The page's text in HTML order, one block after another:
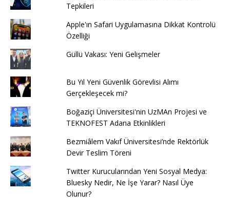
Tepkileri
Apple'ın Safari Uygulamasına Dikkat Kontrolü
Özelliği
Güllü Vakası: Yeni Gelişmeler
Bu Yıl Yeni Güvenlik Görevlisi Alımı
Gerçekleşecek mi?
Boğaziçi Üniversitesi'nin UzMAn Projesi ve
TEKNOFEST Adana Etkinlikleri
Bezmiâlem Vakıf Üniversitesi’nde Rektörlük
Devir Teslim Töreni
Twitter Kurucularından Yeni Sosyal Medya:
Bluesky Nedir, Ne İşe Yarar? Nasıl Üye
Olunur?